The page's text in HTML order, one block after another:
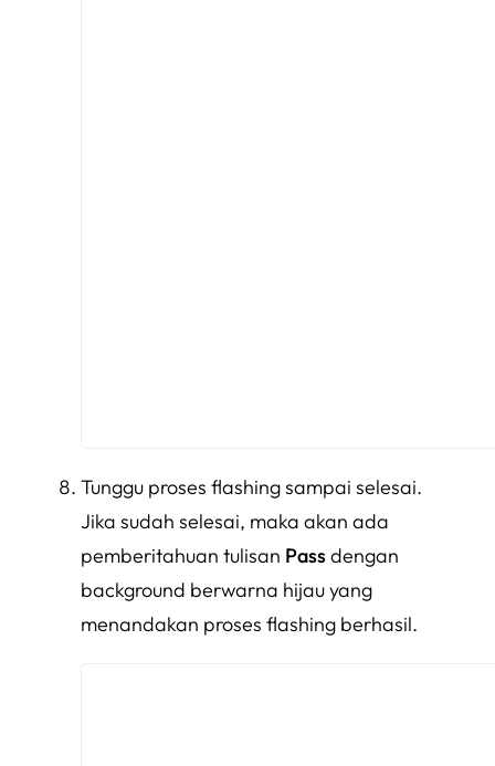
Tunggu proses flashing sampai selesai.
Jika sudah selesai, maka akan ada
pemberitahuan tulisan Passdengan
background berwarna hijau yang
menandakan proses flashing berhasil.